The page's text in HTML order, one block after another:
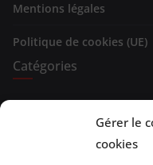
Gérer le
cookies
Mentions légales
Politique de cookies (UE)
Catégories